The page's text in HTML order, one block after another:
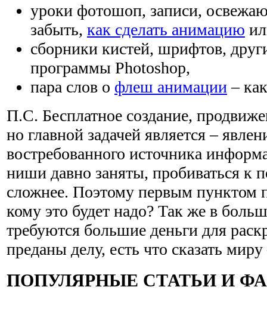
уроки фотошоп, записи,
забыть, как сделать анимацию
сборники кистей, шрифтов,
программы Photoshop,
пара слов о флеш анимации–
П.С. Бесплатное создание,
но главной задачей является –
востребованного источника
ниши давно заняты, пробиваться к
сложнее. Поэтому первым пунктом
кому это будет надо? Так же в
требуются большие деньги для
преданы делу, есть что сказать
ПОПУЛЯРНЫЕ СТАТЬИ И